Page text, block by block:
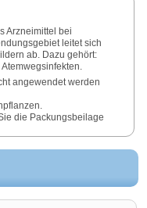
Arzneimittel bei
leitet sich
ab. Dazu gehört:
angewendet werden
die Packungsbeilage